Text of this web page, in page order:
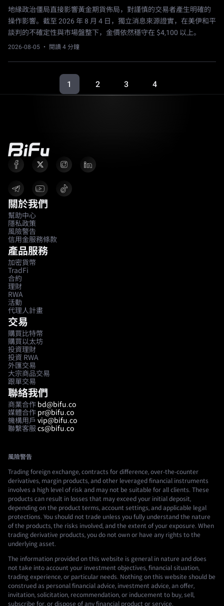
地緣政治僵局直接影響黃金期貨佈局，對謹慎的交易者產生明確的
操作影響。截至 2026 年 8 月 4 日，獨立消息來源證實，在美伊和平
談判的不確定性與市場盤整下，金價依然穩守在 $4,100 以上。
2026-08-05 · 閱讀 4 分鐘
1 2 3 4
關於我們
幫助中心
隱私政策
風險警告
信用金服務條款
產品服務
加密貨幣
TradFi
合約
理財
RWA
活動
代理人計畫
交易
購買比特幣
購買以太坊
投資理財
投資 RWA
外匯交易
大宗商品交易
跟單交易
聯絡我們
商業合作 bd@bifu.co
媒體合作 pr@bifu.co
機構用戶 vip@bifu.co
聯繫客服 cs@bifu.co
風險警告
Trading foreign exchange, contracts for difference, over-the-counter
derivatives, margin products, and other leveraged financial instruments
involves a high level of risk and may not be suitable for all clients. These
products can result in losses that may exceed your initial deposit,
depending on the product terms, account settings, and applicable legal
protections. You should not trade unless you fully understand the nature
of the products, the risks involved, and the extent of your exposure. When
trading derivative products, you do not own or have any rights to the
underlying asset.
The information provided on this website is general in nature and does
not take into account your investment objectives, financial situation,
trading experience, or particular needs. Nothing on this website should be
construed as personal financial advice, investment advice, an offer,
invitation, solicitation, recommendation, or inducement to buy, sell,
subscribe for, or dispose of any financial product or service.